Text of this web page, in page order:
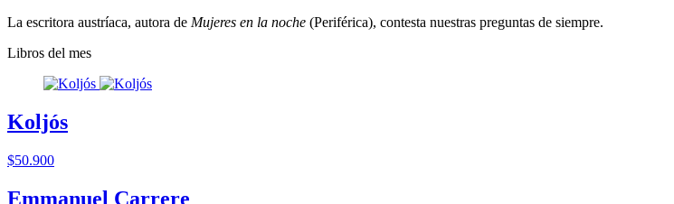
La escritora austríaca, autora de Mujeres en la noche (Periférica), contesta nuestras preguntas de siempre.
Libros del mes
Koljós
$50.900
Emmanuel Carrere